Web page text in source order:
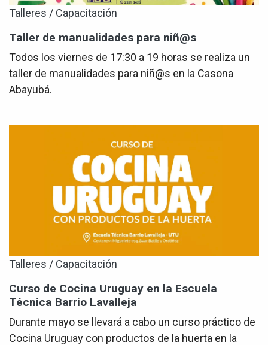
Talleres / Capacitación
Taller de manualidades para niñ@s
Todos los viernes de 17:30 a 19 horas se realiza un
taller de manualidades para niñ@s en la Casona
Abayubá.
Talleres / Capacitación
Curso de Cocina Uruguay en la Escuela
Técnica Barrio Lavalleja
Durante mayo se llevará a cabo un curso práctico de
Cocina Uruguay con productos de la huerta en la